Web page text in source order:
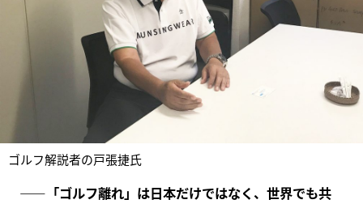
ゴルフ解説者の戸張捷氏
――「ゴルフ離れ」は日本だけではなく、世界でも共